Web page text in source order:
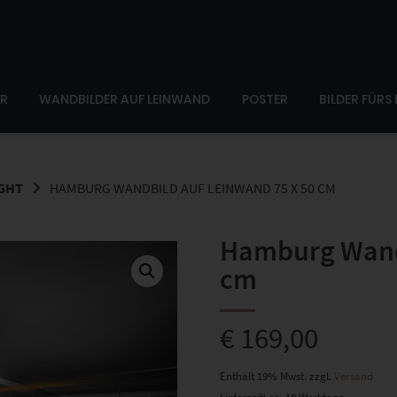
WANDBILDER AUF LEINWAND POSTER BILDER
HAMBURG WANDBILD AUF LEINWAND 75 X 50 CM
Hamburg
cm
€ 169,00
Enthält 19% Mwst. zzgl. Versand